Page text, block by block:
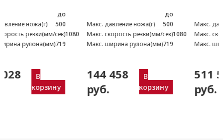
Макс. давление ножа(г)
500
Макс. скорость резки(мм/сек)1080
Макс. ширина рулона(мм)719
144 458
руб.
корзину
Макс. давление ножа(г)
600
Макс. скорость резки(мм/сек)1530
Макс. ширина рулона(мм)760
511 583
руб.
корзину